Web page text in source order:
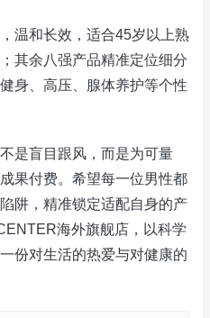
和长效，适合45岁以上熟
其余八强产品精准定位细分
身、高压、腺体养护等个性
盲目跟风，而是为可量
果付费。希望每一位男性都
阱，精准锁定适配自身的产
海外旗舰店，以科学
份对生活的热爱与对健康的